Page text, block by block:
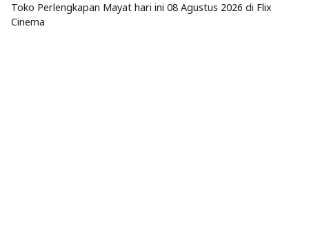
Toko Perlengkapan Mayat hari ini 08 Agustus 2026 di Flix
Cinema